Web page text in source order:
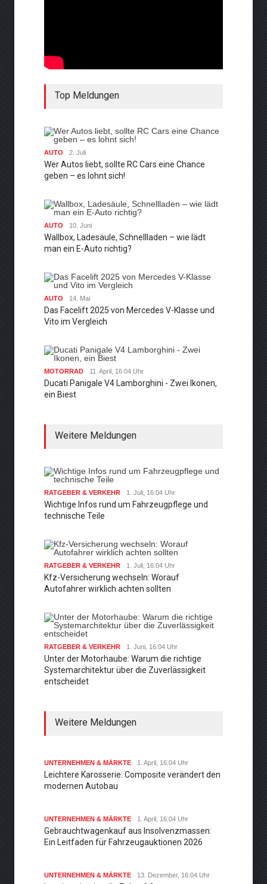
Top Meldungen
AUTO 2. Juli
Wer Autos liebt, sollte RC Cars eine Chance
geben – es lohnt sich!
AUTO 10. Juni
Wallbox, Ladesäule, Schnellladen – wie lädt
man ein E-Auto richtig?
AUTO 14. Mai
Das Facelift 2025 von Mercedes V-Klasse und
Vito im Vergleich
MOTORRAD 11. April, 16:04 Uhr
Ducati Panigale V4 Lamborghini - Zwei Ikonen,
ein Biest
Weitere Meldungen
RATGEBER & VERKEHR 1. Juli, 16:04 Uhr
Wichtige Infos rund um Fahrzeugpflege und
technische Teile
RATGEBER & VERKEHR 1. Juli, 16:04 Uhr
Kfz-Versicherung wechseln: Worauf
Autofahrer wirklich achten sollten
RATGEBER & VERKEHR 1. Juni, 16:04 Uhr
Unter der Motorhaube: Warum die richtige
Systemarchitektur über die Zuverlässigkeit
entscheidet
Weitere Meldungen
UNTERNEHMEN & MÄRKTE 1. April, 16:04 Uhr
Leichtere Karosserie: Composite verändert den
modernen Autobau
UNTERNEHMEN & MÄRKTE 1. April, 16:04 Uhr
Gebrauchtwagenkauf aus Insolvenzmassen:
Ein Leitfaden für Fahrzeugauktionen 2026
UNTERNEHMEN & MÄRKTE 13. Dezember, 16:04 Uhr